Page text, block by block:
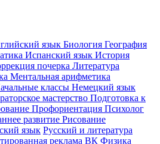
язык Биология География
Испанский язык История
почерка Литература
Ментальная арифметика
классы Немецкий язык
мастерство Подготовка к
Профориентация Психолог
развитие Рисование
язык Русский и литература
реклама ВК Физика